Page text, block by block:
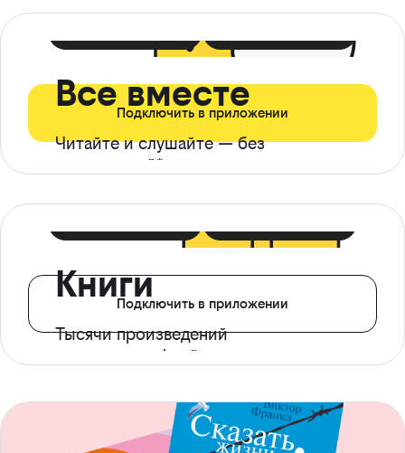
Все вместе
Читайте и слушайте — без
ограничений*
Подключить в приложении
Книги
Тысячи произведений
с доступом офлайн
Подключить в приложении